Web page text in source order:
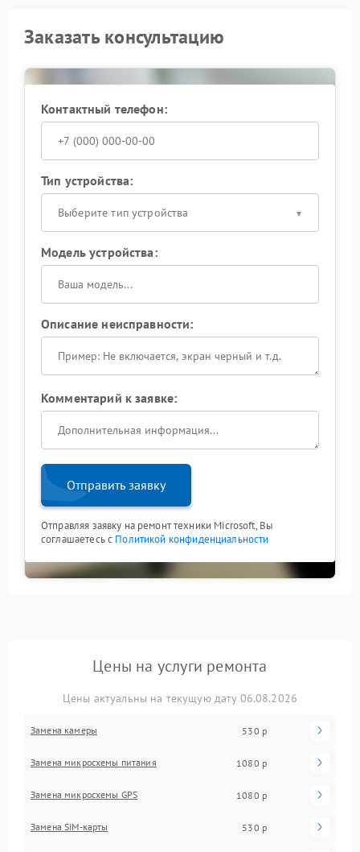
Заказать консультацию
Контактный телефон:
Тип устройства:
Выберите тип устройства
Модель устройства:
Описание неисправности:
Комментарий к заявке:
Отправить заявку
Отправляя заявку на ремонт техники Microsoft, Вы
соглашаетесь с Политикой конфиденциальности
Цены на услуги ремонта
Цены актуальны на текущую дату 06.08.2026
Замена камеры 530 р
Замена микросхемы питания 1080 р
Замена микросхемы GPS 1080 р
Замена SIM-карты 530 р